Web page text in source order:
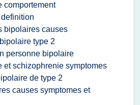
comportement
bipolaires causes
type 2
personne bipolaire
et schizophrenie symptomes
de type 2
causes symptomes et